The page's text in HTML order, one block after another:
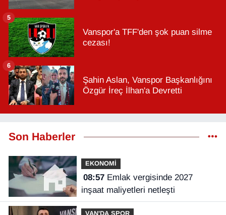
Vanspor'a TFF'den şok puan silme
cezası!
5
Şahin Aslan, Vanspor Başkanlığını
Özgür İreç İlhan'a Devretti
6
Son Haberler
EKONOMİ
08:57Emlak vergisinde 2027
inşaat maliyetleri netleşti
VAN'DA SPOR